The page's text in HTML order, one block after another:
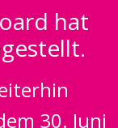
hat
30. Juni